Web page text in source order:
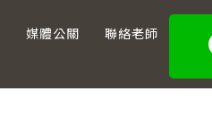
媒體公關 聯絡老師